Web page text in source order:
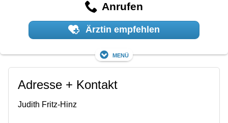
Anrufen
Ärztin empfehlen
Menü
Adresse + Kontakt
Judith Fritz-Hinz